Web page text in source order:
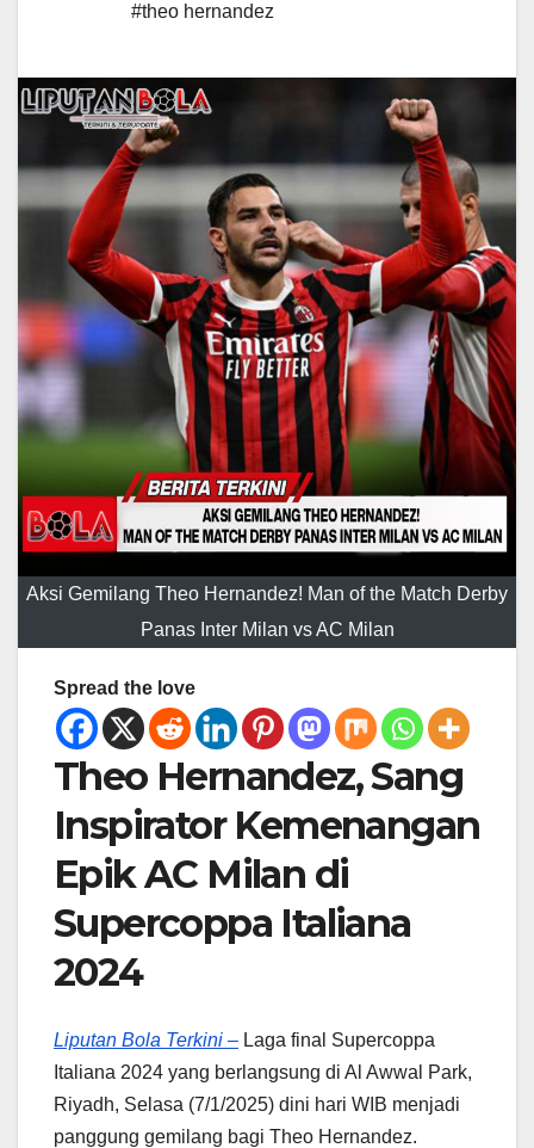
#theo hernandez
Aksi Gemilang Theo Hernandez! Man of the Match Derby
Panas Inter Milan vs AC Milan
Spread the love
Theo Hernandez, Sang
Inspirator Kemenangan
Epik AC Milan di
Supercoppa Italiana
2024
Liputan Bola Terkini – Laga final Supercoppa
Italiana 2024 yang berlangsung di Al Awwal Park,
Riyadh, Selasa (7/1/2025) dini hari WIB menjadi
panggung gemilang bagi Theo Hernandez.